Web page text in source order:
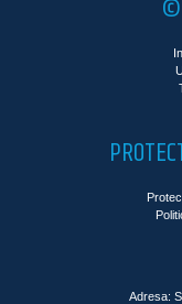
©
Adresa: